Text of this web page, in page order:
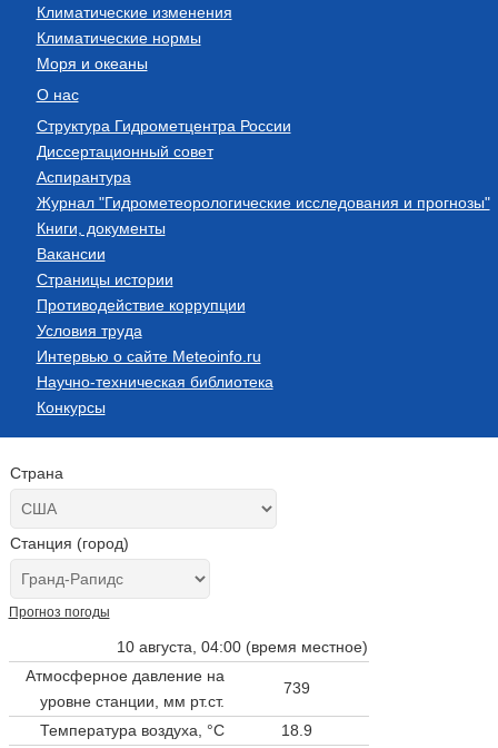
Климатические изменения
Климатические нормы
Моря и океаны
О нас
Структура Гидрометцентра России
Диссертационный совет
Аспирантура
Журнал "Гидрометеорологические исследования и прогнозы"
Книги, документы
Вакансии
Страницы истории
Противодействие коррупции
Условия труда
Интервью о сайте Meteoinfo.ru
Научно-техническая библиотека
Конкурсы
Страна
Станция (город)
Прогноз погоды
10 августа, 04:00 (время местное)
Атмосферное давление на
уровне станции, мм рт.ст.
739
Температура воздуха, °C
18.9